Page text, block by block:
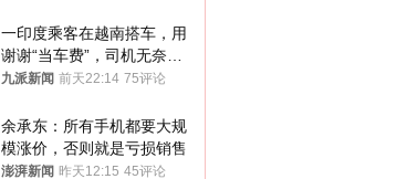
一印度乘客在越南搭车，用
谢谢“当车费”，司机无奈发
笑；印度网友：不代表印度
九派新闻 前天22:14 75评论
余承东：所有手机都要大规
模涨价，否则就是亏损销售
澎湃新闻 昨天12:15 45评论